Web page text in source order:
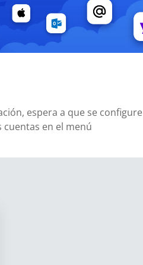
espera a que se configure
en el menú